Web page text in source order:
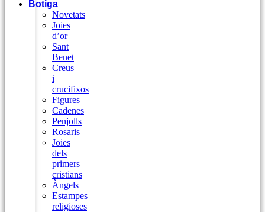
Botiga
Novetats
Joies
d’or
Sant
Benet
Creus
i
crucifixos
Figures
Cadenes
Penjolls
Rosaris
Joies
dels
primers
cristians
Àngels
Estampes
religioses